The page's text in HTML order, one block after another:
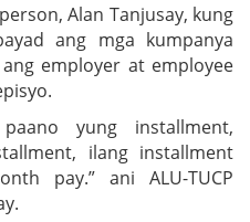
Alan Tanjusay, kung
ang mga kumpanya
employer at employee
yung installment,
ilang installment
pay.” ani ALU-TUCP